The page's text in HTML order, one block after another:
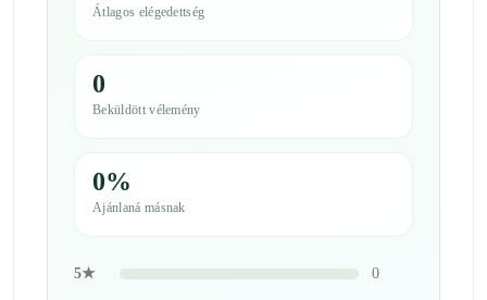
Átlagos elégedettség
0
Beküldött vélemény
0%
Ajánlaná másnak
5★ 0